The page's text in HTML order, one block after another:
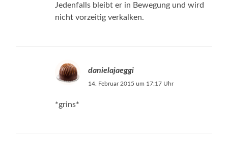
Jedenfalls bleibt er in Bewegung und wird
nicht vorzeitig verkalken.
danielajaeggi
14. Februar 2015 um 17:17 Uhr
*grins*